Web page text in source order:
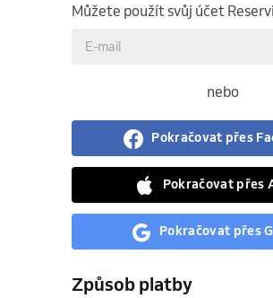
Můžete použít svůj účet
nebo
Pokračovat přes
Pokračovat přes
Pokračovat přes
Způsob platby